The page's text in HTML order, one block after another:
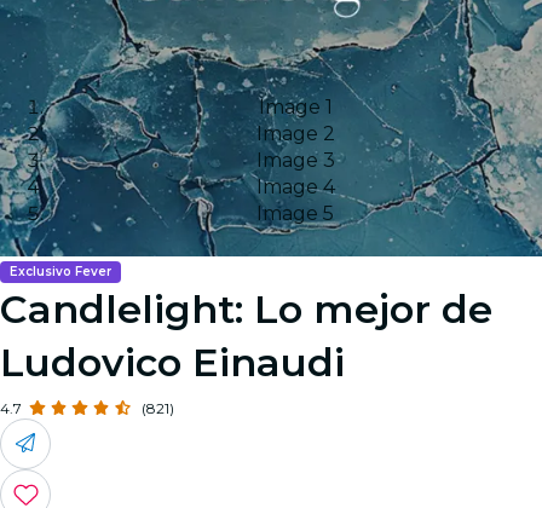
Image 1
Image 2
Image 3
Image 4
Image 5
Exclusivo Fever
Candlelight: Lo mejor de
Ludovico Einaudi
4.7 (821)